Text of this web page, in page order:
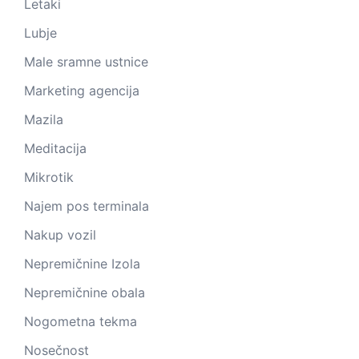
Letaki
Lubje
Male sramne ustnice
Marketing agencija
Mazila
Meditacija
Mikrotik
Najem pos terminala
Nakup vozil
Nepremičnine Izola
Nepremičnine obala
Nogometna tekma
Nosečnost